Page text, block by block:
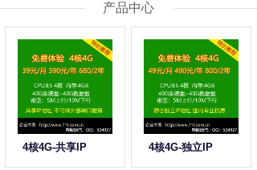
产品中心
4核4G-共享IP 4核4G-独立IP